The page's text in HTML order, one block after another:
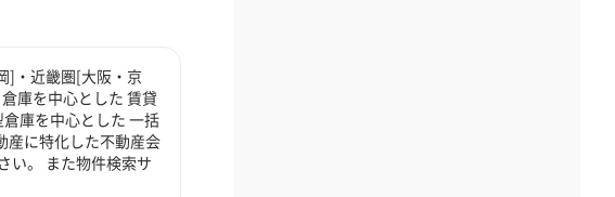
]・近畿圏[大阪・京
庫を中心とした 賃貸
庫を中心とした 一括
産に特化した不動産会
い。 また物件検索サ